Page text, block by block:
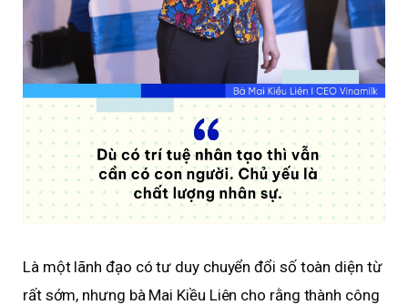
Là một lãnh đạo có tư duy chuyển đổi số toàn diện từ
rất sớm, nhưng bà Mai Kiều Liên cho rằng thành công